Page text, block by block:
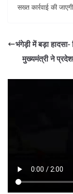
सख्त कार्रवाई की
भंगेड़ी में बड़ा
मुख्यमंत्री ने